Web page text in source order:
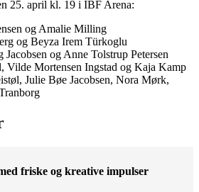
25. april kl. 19 i IBF Arena:
og Amalie Milling
og Beyza Irem Türkoglu
Jacobsen og Anne Tolstrup Petersen
Vilde Mortensen Ingstad og Kaja Kamp
Julie Bøe Jacobsen, Nora Mørk,
friske og kreative impulser